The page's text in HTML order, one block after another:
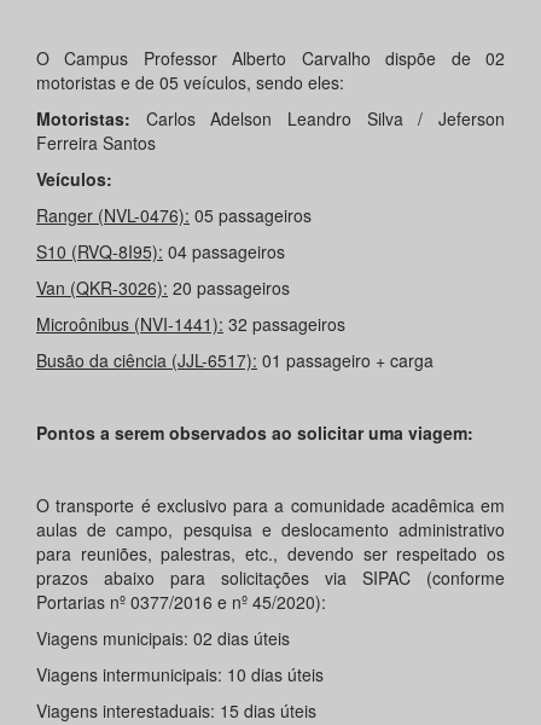
O Campus Professor Alberto Carvalho dispõe de 02
motoristas e de 05 veículos, sendo eles:
Motoristas: Carlos Adelson Leandro Silva / Jeferson
Ferreira Santos
Veículos:
Ranger (NVL-0476): 05 passageiros
S10 (RVQ-8I95): 04 passageiros
Van (QKR-3026): 20 passageiros
Microônibus (NVI-1441): 32 passageiros
Busão da ciência (JJL-6517): 01 passageiro + carga
Pontos a serem observados ao solicitar uma viagem:
O transporte é exclusivo para a comunidade acadêmica em
aulas de campo, pesquisa e deslocamento administrativo
para reuniões, palestras, etc., devendo ser respeitado os
prazos abaixo para solicitações via SIPAC (conforme
Portarias nº 0377/2016 e nº 45/2020):
Viagens municipais: 02 dias úteis
Viagens intermunicipais: 10 dias úteis
Viagens interestaduais: 15 dias úteis